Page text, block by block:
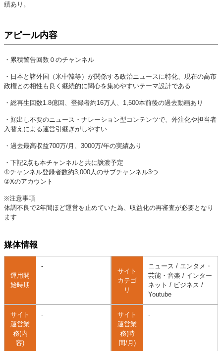
績あり。
アピール内容
・累積警告回数０のチャンネル
・日本と諸外国（米中韓等）が関係する政治ニュースに特化、現在の高市
政権との相性も良く継続的に関心を集めやすいテーマ設計である
・総再生回数1.8億回、登録者約16万人、1,500本前後の過去動画あり
・顔出し不要のニュース・ナレーション型コンテンツで、外注化や担当者
入替えによる運営引継ぎがしやすい
・過去最高収益700万/月、3000万/年の実績あり
・下記2点も本チャンネルと共に譲渡予定
①チャンネル登録者数約3,000人のサブチャンネル3つ
②Xのアカウント
※注意事項
体調不良で2年間ほど運営を止めていた為、収益化の再審査が必要となり
ます
媒体情報
運用開
始時期
-
サイト
カテゴ
リ
ニュース / エンタメ・
芸能・音楽 / インター
ネット / ビジネス /
Youtube
サイト
運営業
務(内
容)
-
サイト
運営業
務(時
間/月)
-